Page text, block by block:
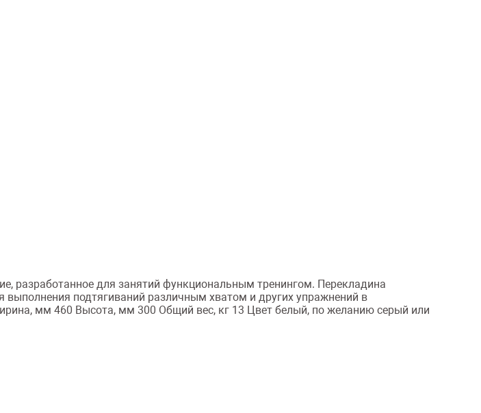
разработанное для занятий функциональным тренингом. Перекладина
выполнения подтягиваний различным хватом и других упражнений в
мм 460 Высота, мм 300 Общий вес, кг 13 Цвет белый, по желанию серый или